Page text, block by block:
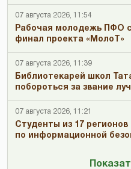
07 августа 2026, 11:54
Рабочая молодежь ПФО
финал проекта «МолоТ»
07 августа 2026, 11:39
Библиотекарей школ
побороться за звание
07 августа 2026, 11:21
Студенты из 17
по информационной